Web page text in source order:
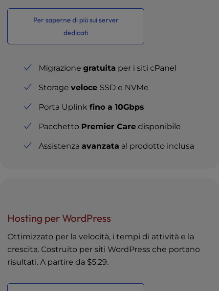
Per saperne di più sui server
dedicati
Migrazione gratuita per i siti cPanel
Storage veloce SSD e NVMe
Porta Uplink fino a 10Gbps
Pacchetto Premier Care disponibile
Assistenza avanzata al prodotto inclusa
Hosting per WordPress
Ottimizzato per la velocità, i tempi di attività e la
crescita. Costruito per siti WordPress che portano
risultati. A partire da $5.29.